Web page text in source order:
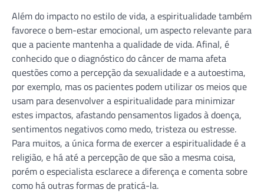
Além do impacto no estilo de vida, a espiritualidade também
favorece o bem-estar emocional, um aspecto relevante para
que a paciente mantenha a qualidade de vida. Afinal, é
conhecido que o diagnóstico do câncer de mama afeta
questões como a percepção da sexualidade e a autoestima,
por exemplo, mas os pacientes podem utilizar os meios que
usam para desenvolver a espiritualidade para minimizar
estes impactos, afastando pensamentos ligados à doença,
sentimentos negativos como medo, tristeza ou estresse.
Para muitos, a única forma de exercer a espiritualidade é a
religião, e há até a percepção de que são a mesma coisa,
porém o especialista esclarece a diferença e comenta sobre
como há outras formas de praticá-la.